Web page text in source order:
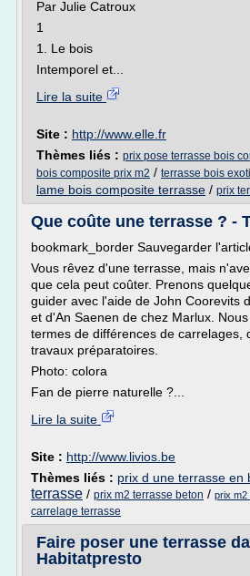
Par Julie Catroux
1
1. Le bois
Intemporel et...
Lire la suite
Site : http://www.elle.fr
Thèmes liés : prix pose terrasse bois
bois composite prix m2 / terrasse bois
lame bois composite terrasse / prix
Que coûte une terrasse ? -
bookmark_border Sauvegarder
Vous rêvez d'une terrasse, mais
que cela peut coûter. Prenons
guider avec l'aide de John Coorevits
et d'An Saenen de chez Marlux.
termes de différences de carrelages,
travaux préparatoires.
Photo: colora
Fan de pierre naturelle ?...
Lire la suite
Site : http://www.livios.be
Thèmes liés : prix d une terrasse en
terrasse / prix m2 terrasse beton / prix m2
carrelage terrasse
Faire poser une terrasse
Habitatpresto